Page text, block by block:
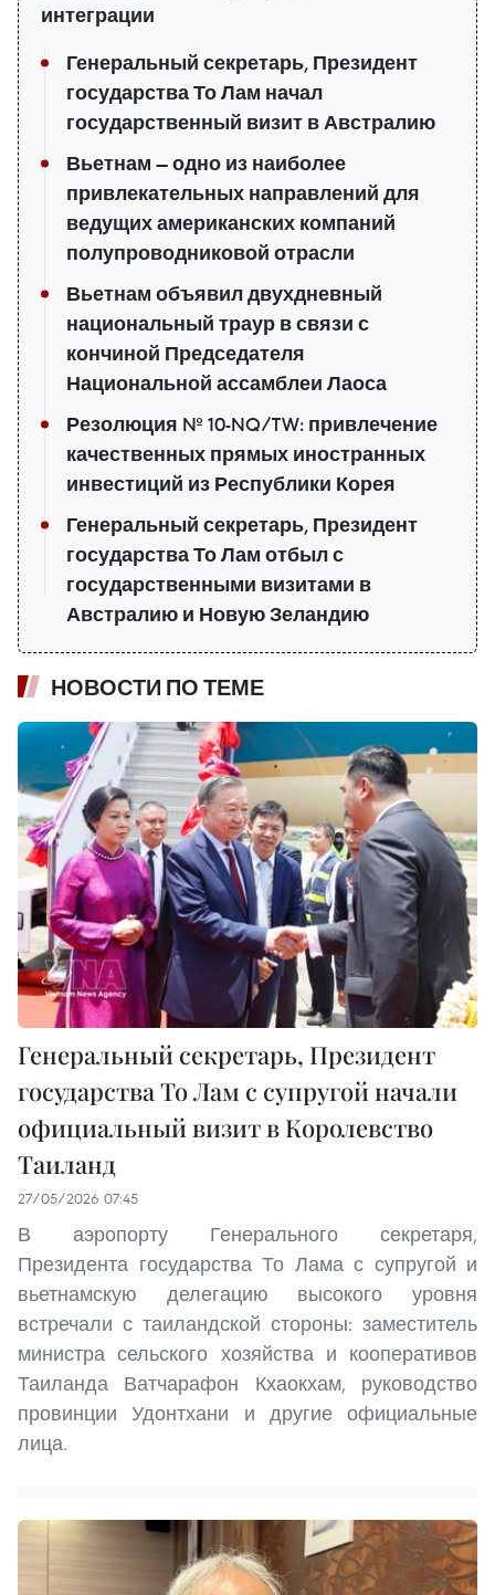
интеграции
Генеральный секретарь, Президент
государства То Лам начал
государственный визит в Австралию
Вьетнам — одно из наиболее
привлекательных направлений для
ведущих американских компаний
полупроводниковой отрасли
Вьетнам объявил двухдневный
национальный траур в связи с
кончиной Председателя
Национальной ассамблеи Лаоса
Резолюция № 10-NQ/TW: привлечение
качественных прямых иностранных
инвестиций из Республики Корея
Генеральный секретарь, Президент
государства То Лам отбыл с
государственными визитами в
Австралию и Новую Зеландию
НОВОСТИ ПО ТЕМЕ
Генеральный секретарь, Президент
государства То Лам с супругой начали
официальный визит в Королевство
Таиланд
27/05/2026 07:45
В аэропорту Генерального секретаря,
Президента государства То Лама с супругой и
вьетнамскую делегацию высокого уровня
встречали с таиландской стороны: заместитель
министра сельского хозяйства и кооперативов
Таиланда Ватчарафон Кхаокхам, руководство
провинции Удонтхани и другие официальные
лица.